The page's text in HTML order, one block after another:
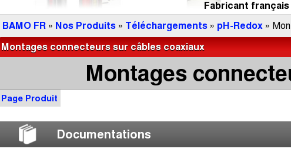
Fabricant
BAMO FR » Nos Produits » Téléchargements » pH-Redox »
Montages connecteurs sur câbles coaxiaux
Montages
Page Produit
Documentations